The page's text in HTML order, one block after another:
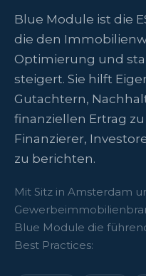
Blue Module ist die
die den
Optimierung und
steigert. Sie hilft
Gutachtern,
finanziellen Ertrag
Finanzierer,
zu berichten.
Mit Sitz in Amsterdam
Blue Module die
Best Practices: